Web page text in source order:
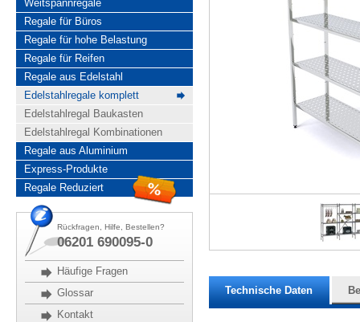
Weitspannregale
Regale für Büros
Regale für hohe Belastung
Regale für Reifen
Regale aus Edelstahl
Edelstahlregale komplett
Edelstahlregal Baukasten
Edelstahlregal Kombinationen
Regale aus Aluminium
Express-Produkte
Regale Reduziert
Rückfragen, Hilfe, Bestellen?
06201 690095-0
Häufige Fragen
Glossar
Kontakt
Technische Daten